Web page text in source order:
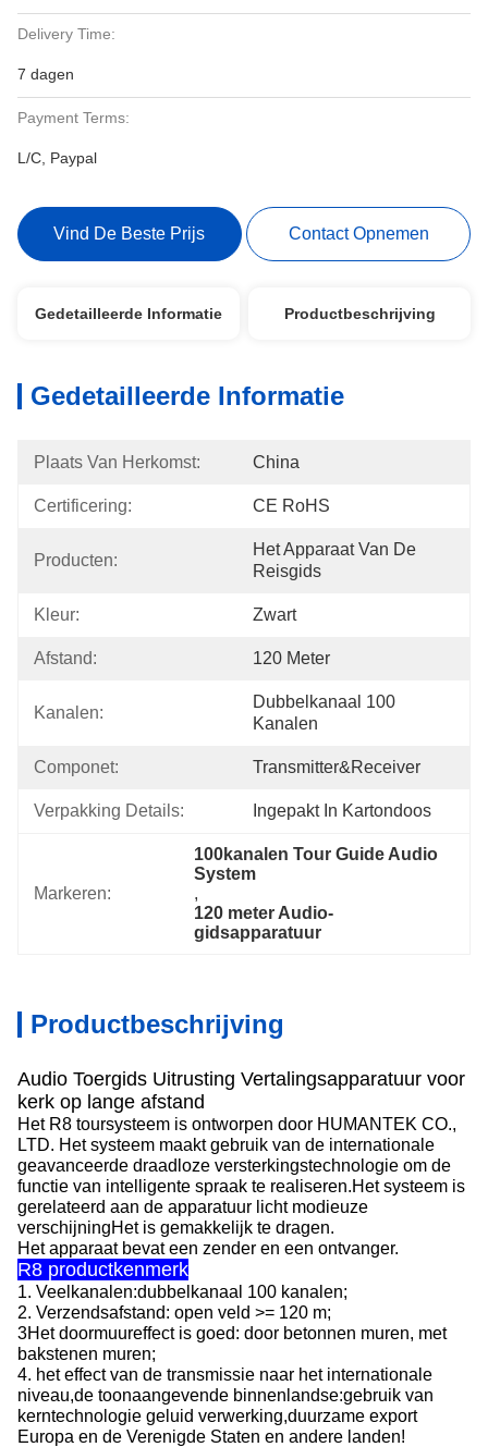
Delivery Time:
7 dagen
Payment Terms:
L/C, Paypal
Vind De Beste Prijs Contact Opnemen
Gedetailleerde Informatie Productbeschrijving
Gedetailleerde Informatie
Plaats Van Herkomst: China
Certificering: CE RoHS
Producten:
Het Apparaat Van De
Reisgids
Kleur: Zwart
Afstand: 120 Meter
Kanalen:
Dubbelkanaal 100
Kanalen
Componet: Transmitter&Receiver
Verpakking Details: Ingepakt In Kartondoos
Markeren:
100kanalen Tour Guide Audio
System
,
120 meter Audio-
gidsapparatuur
Productbeschrijving
Audio Toergids Uitrusting Vertalingsapparatuur voor
kerk op lange afstand
Het R8 toursysteem is ontworpen door HUMANTEK CO.,
LTD. Het systeem maakt gebruik van de internationale
geavanceerde draadloze versterkingstechnologie om de
functie van intelligente spraak te realiseren.Het systeem is
gerelateerd aan de apparatuur licht modieuze
verschijningHet is gemakkelijk te dragen.
Het apparaat bevat een zender en een ontvanger.
R8 productkenmerk
1. Veelkanalen:dubbelkanaal 100 kanalen;
2. Verzendsafstand: open veld >= 120 m;
3Het doormuureffect is goed: door betonnen muren, met
bakstenen muren;
4. het effect van de transmissie naar het internationale
niveau,de toonaangevende binnenlandse:gebruik van
kerntechnologie geluid verwerking,duurzame export
Europa en de Verenigde Staten en andere landen!